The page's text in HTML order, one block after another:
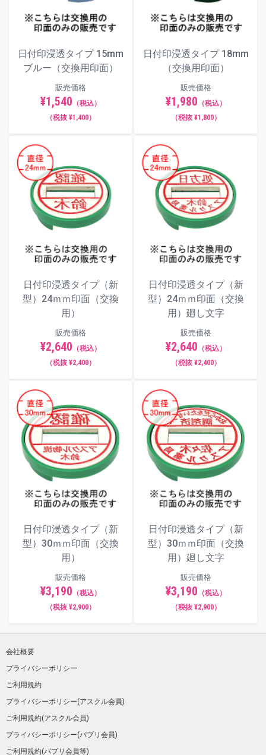
日付印浸透タイプ 15mm
ブルー（交換用印面）
販売価格
¥1,540 （税込）
（税抜 ¥1,400）
日付印浸透タイプ 18mm
（交換用印面）
販売価格
¥1,980 （税込）
（税抜 ¥1,800）
日付印浸透タイプ（新
型）24ｍｍ印面（交換
用）
販売価格
¥2,640 （税込）
（税抜 ¥2,400）
日付印浸透タイプ（新
型）24ｍｍ印面（交換
用）廻し文字
販売価格
¥2,640 （税込）
（税抜 ¥2,400）
日付印浸透タイプ（新
型）30ｍｍ印面（交換
用）
販売価格
¥3,190 （税込）
（税抜 ¥2,900）
日付印浸透タイプ（新
型）30ｍｍ印面（交換
用）廻し文字
販売価格
¥3,190 （税込）
（税抜 ¥2,900）
会社概要
プライバシーポリシー
ご利用規約
プライバシーポリシー(アスクル会員)
ご利用規約(アスクル会員)
プライバシーポリシー(パプリ会員)
ご利用規約(パプリ会員等)